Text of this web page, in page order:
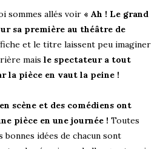
sommes allés voir « Ah ! Le grand
sa première au théâtre de
et le titre laissent peu imaginer
mais le spectateur a tout
la pièce en vaut la peine !
scène et des comédiens ont
pièce en une journée ! Toutes
idées de chacun sont